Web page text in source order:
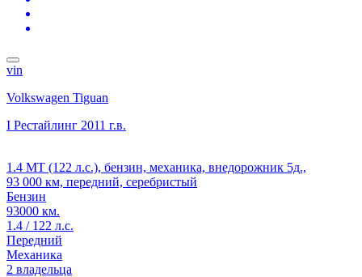
vin
Volkswagen Tiguan
I Рестайлинг 2011 г.в.
1.4 MT (122 л.с.), бензин, механика, внедорожник 5д.,
93 000 км, передний, серебристый
Бензин
93000 км.
1.4 / 122 л.с.
Передний
Механика
2 владельца